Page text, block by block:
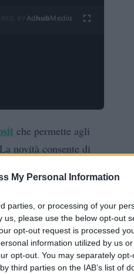
My Personal Information
parties, or processing of your
please use the below opt-out
opt-out request is processed
information utilized by us
opt-out. You may separately
third parties on the IAB’s list of
Ad hubMedia
che permette agli
novità consente di
mentre un’altra
Questa
strumenti pensati